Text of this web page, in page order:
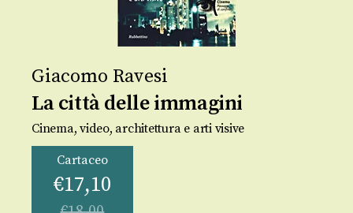
Giacomo Ravesi
La città delle immagini
Cinema, video, architettura e arti visive
Cartaceo
€17,10